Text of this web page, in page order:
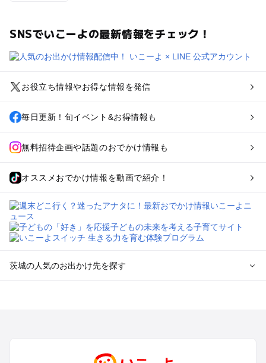
SNSでいこーよの最新情報をチェック！
お役立ち情報やお得な情報を発信
毎日更新！旬イベント&お得情報も
無料招待企画や話題のおでかけ情報も
オススメおでかけ情報を動画で紹介！
茨城の人気のお出かけ先を探す